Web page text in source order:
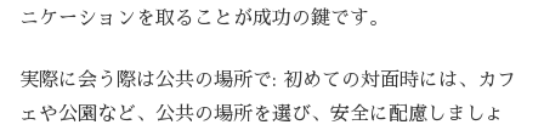
ニケーションを取ることが成功の鍵です。
実際に会う際は公共の場所で: 初めての対面時には、カフ
ェや公園など、公共の場所を選び、安全に配慮しましょ